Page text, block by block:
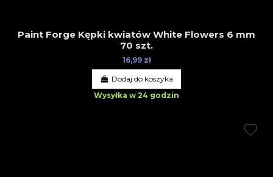
Paint Forge Kępki kwiatów White Flowers 6 mm
70 szt.
16,99 zł
Dodaj do koszyka
Wysyłka w 24 godzin